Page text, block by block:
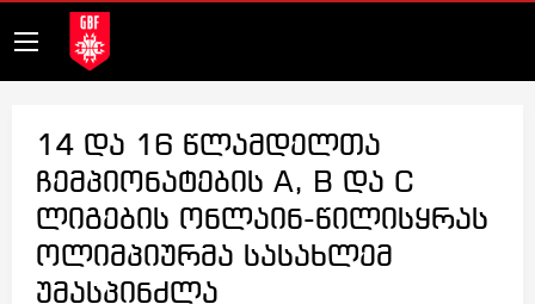
14 და 16 წლამდელთა
ჩემპიონატების A, B და C
ლიგების ონლაინ-წილისყრას
ოლიმპიურმა სასახლემ
უმასპინძლა